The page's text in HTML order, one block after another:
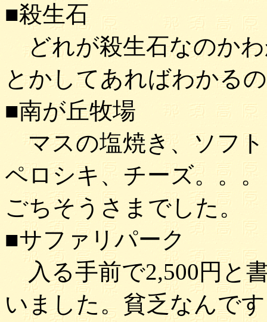
■殺生石
どれが殺生石なのか
とかしてあればわかる
■南が丘牧場
マスの塩焼き、ソフ
ペロシキ、チーズ。。。
ごちそうさまでした。
■サファリパーク
入る手前で2,500円と
いました。貧乏なんで